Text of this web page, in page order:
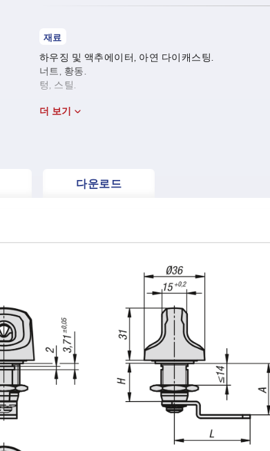
재료
하우징 및 액추에이터, 아연 다이캐스팅.
너트, 황동.
텅, 스틸.
더 보기
다운로드